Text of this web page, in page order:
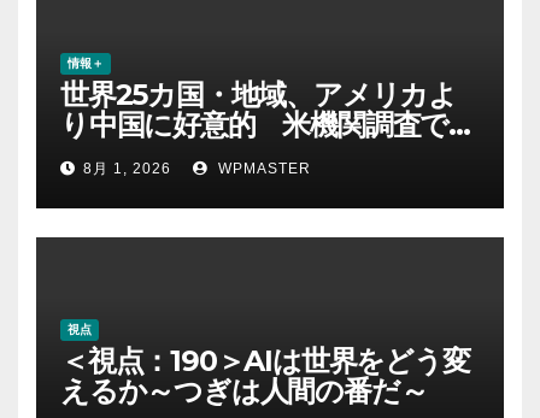
情報＋
世界25カ国・地域、アメリカよ
り中国に好意的 米機関調査で初
めて多数派に
8月 1, 2026 WPMASTER
視点
＜視点：190＞AIは世界をどう変
えるか～つぎは人間の番だ～